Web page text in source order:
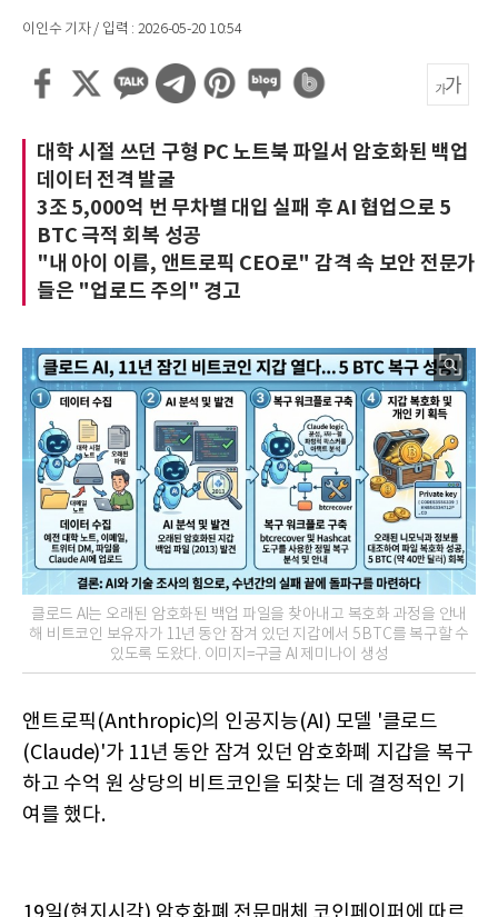
이인수 기자 / 입력 : 2026-05-20 10:54
대학 시절 쓰던 구형 PC 노트북 파일서 암호화된 백업
데이터 전격 발굴
3조 5,000억 번 무차별 대입 실패 후 AI 협업으로 5
BTC 극적 회복 성공
"내 아이 이름, 앤트로픽 CEO로" 감격 속 보안 전문가
들은 "업로드 주의" 경고
클로드 AI는 오래된 암호화된 백업 파일을 찾아내고 복호화 과정을 안내
해 비트코인 ​​보유자가 11년 동안 잠겨 있던 지갑에서 5 BTC를 복구할 수
있도록 도왔다. 이미지=구글 AI 제미나이 생성
앤트로픽(Anthropic)의 인공지능(AI) 모델 '클로드
(Claude)'가 11년 동안 잠겨 있던 암호화폐 지갑을 복구
하고 수억 원 상당의 비트코인을 되찾는 데 결정적인 기
여를 했다.